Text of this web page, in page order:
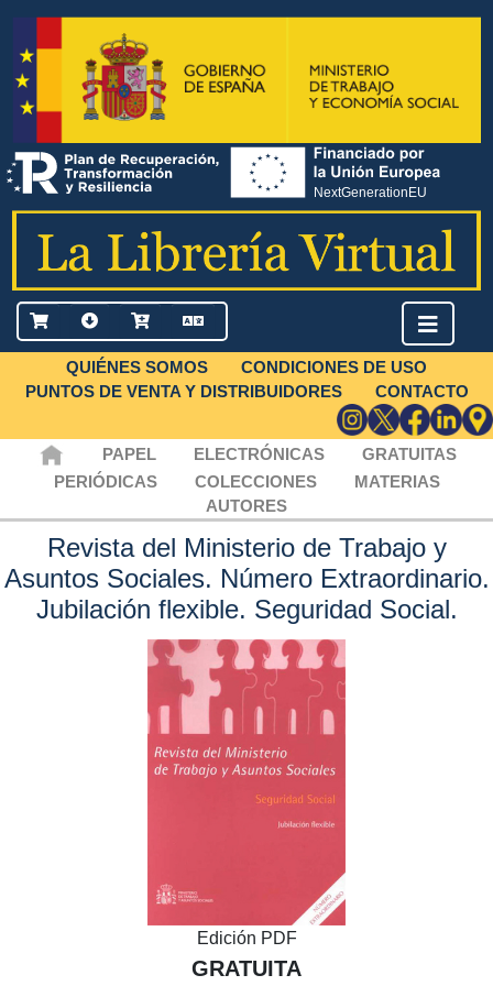
QUIÉNES SOMOS
CONDICIONES DE USO
PUNTOS DE VENTA Y DISTRIBUIDORES
CONTACTO
PAPEL ELECTRÓNICAS
GRATUITAS
PERIÓDICAS
COLECCIONES
MATERIAS
AUTORES
Revista del Ministerio de Trabajo y
Asuntos Sociales. Número Extraordinario.
Jubilación flexible. Seguridad Social.
Edición PDF
GRATUITA